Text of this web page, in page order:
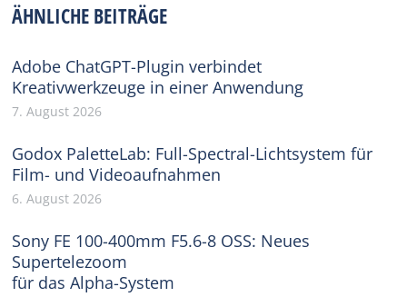
ÄHNLICHE BEITRÄGE
Adobe ChatGPT-Plugin verbindet
Kreativwerkzeuge in einer Anwendung
7. August 2026
Godox PaletteLab: Full-Spectral-Lichtsystem für
Film- und Videoaufnahmen
6. August 2026
Sony FE 100-400mm F5.6-8 OSS: Neues
Supertelezoom
für das Alpha-System